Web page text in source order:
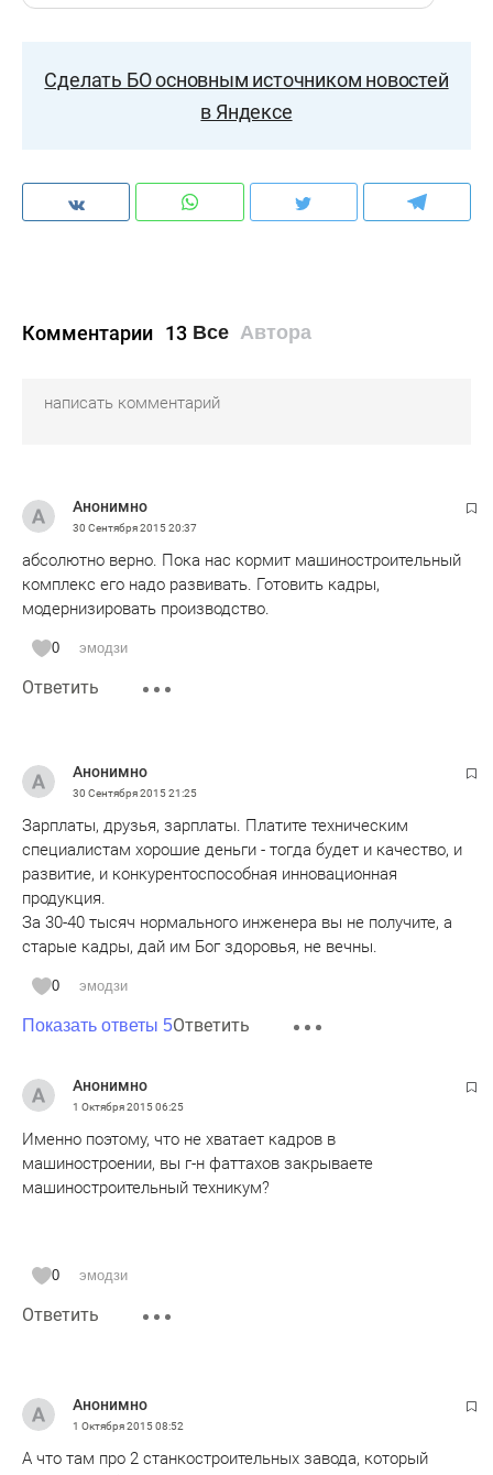
Сделать БО основным источником новостей
в Яндексе
Комментарии 13 Все Автора
Анонимно
30 Сентября 201520:37
абсолютно верно. Пока нас кормит машиностроительный
комплекс его надо развивать. Готовить кадры,
модернизировать производство.
0 эмодзи
Ответить
Анонимно
30 Сентября 201521:25
Зарплаты, друзья, зарплаты. Платите техническим
специалистам хорошие деньги - тогда будет и качество, и
развитие, и конкурентоспособная инновационная
продукция.
За 30-40 тысяч нормального инженера вы не получите, а
старые кадры, дай им Бог здоровья, не вечны.
0 эмодзи
Показать ответы 5Ответить
Анонимно
1 Октября 201506:25
Именно поэтому, что не хватает кадров в
машиностроении, вы г-н фаттахов закрываете
машиностроительный техникум?
0 эмодзи
Ответить
Анонимно
1 Октября 201508:52
А что там про 2 станкостроительных завода, который